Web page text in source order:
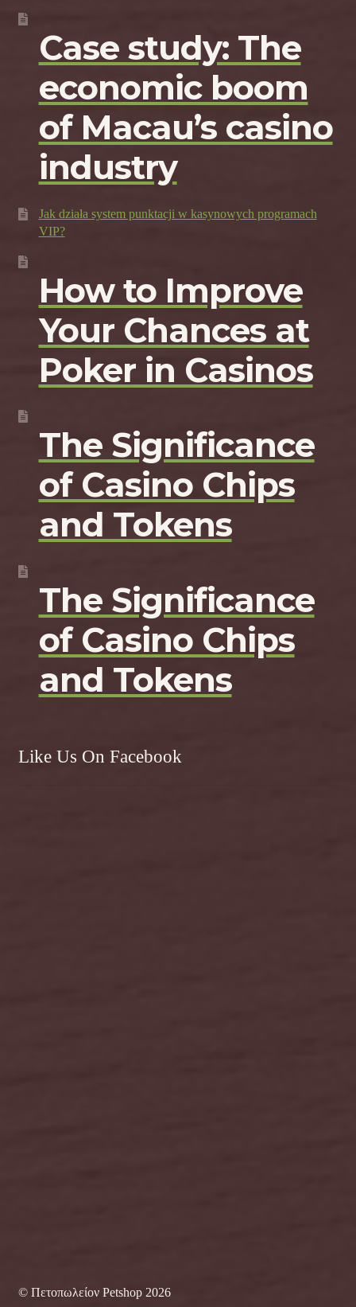
Case study: The
economic boom
of Macau’s casino
industry
Jak działa system punktacji w kasynowych programach
VIP?
How to Improve
Your Chances at
Poker in Casinos
The Significance
of Casino Chips
and Tokens
The Significance
of Casino Chips
and Tokens
Like Us On Facebook
© Πετοπωλείον Petshop 2026